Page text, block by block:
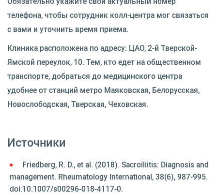
телефона, чтобы сотрудник колл-центра мог связаться
с вами и уточнить время приема.
Клиника расположена по адресу: ЦАО, 2-й Тверской-
Ямской переулок, 10. Тем, кто едет на общественном
транспорте, добраться до медицинского центра
удобнее от станций метро Маяковская, Белорусская,
Новослободская, Тверская, Чеховская.
Источники
Friedberg, R. D., et al. (2018). Sacroiliitis: Diagnosis and
management. Rheumatology International, 38(6), 987-995.
doi:10.1007/s00296-018-4117-0.